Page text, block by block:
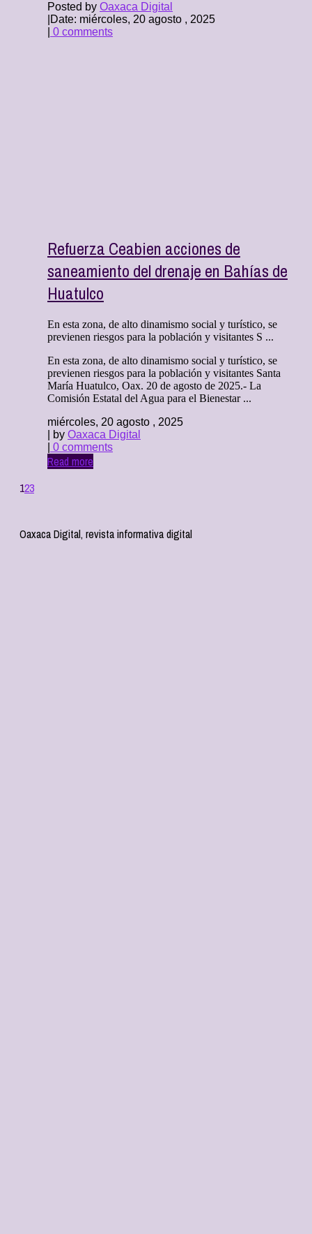
Posted by Oaxaca Digital
Date: miércoles, 20 agosto , 2025
0 comments
Refuerza Ceabien acciones de
saneamiento del drenaje en Bahías de
Huatulco
En esta zona, de alto dinamismo social y turístico, se
previenen riesgos para la población y visitantes S ...
En esta zona, de alto dinamismo social y turístico, se
previenen riesgos para la población y visitantes Santa
María Huatulco, Oax. 20 de agosto de 2025.- La
Comisión Estatal del Agua para el Bienestar ...
miércoles, 20 agosto , 2025
| by Oaxaca Digital
0 comments
Read more
123
Oaxaca Digital, revista informativa digital